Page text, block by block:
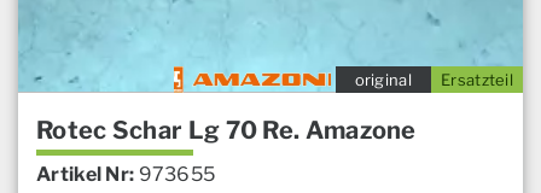
Ersatzteil
original
Rotec Schar Lg 70 Re. Amazone
Artikel Nr: 973655